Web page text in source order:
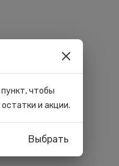
чтобы
и акции.
Выбрать